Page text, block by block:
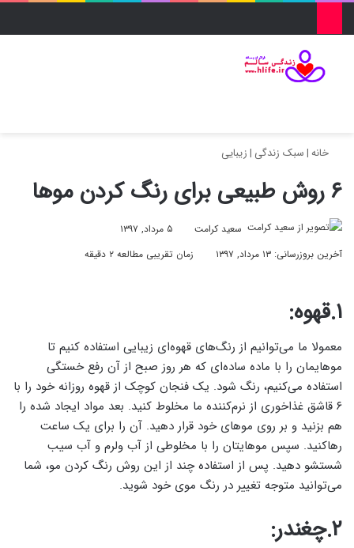
خانه|سبک زندگی |زیبایی
۶ روش طبیعی برای رنگ کردن موها
سعید کرامت
۵ مرداد, ۱۳۹۷
آخرین بروزرسانی: ۱۳ مرداد, ۱۳۹۷
زمان تقریبی مطالعه ۲ دقیقه
۱.قهوه:
معمولا ما می‌توانیم از رنگ‌های قهوه‌ای زیبایی استفاده کنیم تا
موهایمان را با ماده ساده‌ای که هر روز صبح از آن رفع خستگی
استفاده می‌کنیم، رنگ شود. یک فنجان کوچک از قهوه روزانه خود را با
۶ قاشق غذاخوری از نرم‌کننده ما مخلوط کنید. بعد مواد ایجاد شده را
هم بزنید و بر روی موهای خود قرار دهید. آن را برای یک ساعت
رها‌کنید. سپس موهایتان را با مخلوطی از آب ولرم و آب سیب
شستشو دهید. پس از استفاده چند از این روش رنگ کردن مو، شما
می‌توانید متوجه تغییر در رنگ موی خود شوید.
۲.چغندر: